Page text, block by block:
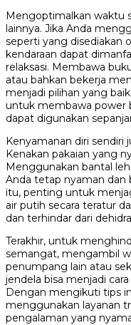
Mengoptimalkan waktu
lainnya. Jika Anda
seperti yang disediakan
kendaraan dapat
relaksasi. Membawa
atau bahkan bekerja
menjadi pilihan yang
untuk membawa power
dapat digunakan
Kenyamanan diri sendiri
Kenakan pakaian yang
Menggunakan bantal
Anda tetap nyaman dan
itu, penting untuk
air putih secara teratur
dan terhindar dari
Terakhir, untuk
semangat, mengambil
penumpang lain atau
jendela bisa menjadi
Dengan mengikuti tips
menggunakan layanan
pengalaman yang